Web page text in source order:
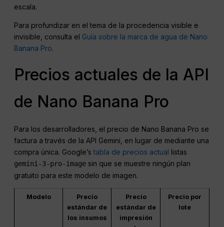
escala.
Para profundizar en el tema de la procedencia visible e
invisible, consulta el Guía sobre la marca de agua de Nano
Banana Pro.
Precios actuales de la API
de Nano Banana Pro
Para los desarrolladores, el precio de Nano Banana Pro se
factura a través de la API Gemini, en lugar de mediante una
compra única. Google’stabla de precios actual listas
gemini-3-pro-image sin que se muestre ningún plan
gratuito para este modelo de imagen.
Modelo
Precio
estándar de
los insumos
Precio
estándar de
impresión
Precio por
lote